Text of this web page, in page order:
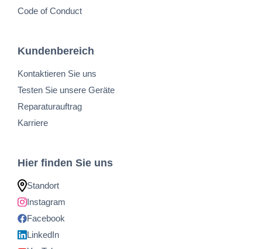
Code of Conduct
Kundenbereich
Kontaktieren Sie uns
Testen Sie unsere Geräte
Reparaturauftrag
Karriere
Hier finden Sie uns
Standort
Instagram
Facebook
LinkedIn